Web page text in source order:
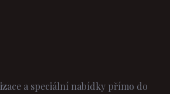
a speciální nabídky přímo do